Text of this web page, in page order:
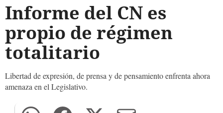
Informe del CN es
propio de régimen
totalitario
Libertad de expresión, de prensa y de pensamiento enfrenta ahora
amenaza en el Legislativo.